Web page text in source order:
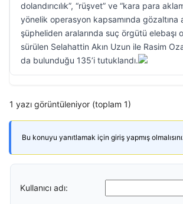
dolandırıcılık”, “rüşvet” ve “kara para
yönelik operasyon kapsamında gözaltına
şüpheliden aralarında suç örgütü elebaşı
sürülen Selahattin Akın Uzun ile Rasim
da bulunduğu 135’i tutuklandı.
1 yazı görüntüleniyor (toplam 1)
Bu konuyu yanıtlamak için giriş yapmış
Kullanıcı adı: